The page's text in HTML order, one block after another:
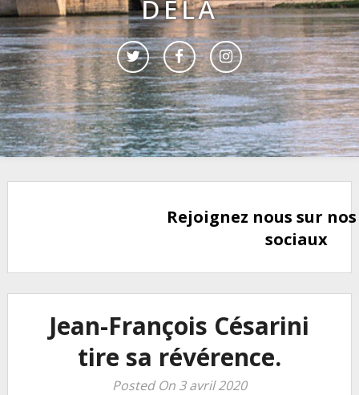
DELÀ
Rejoignez nous sur
sociaux
Jean-François Césarini
tire sa révérence.
Posted On 3 avril 2020